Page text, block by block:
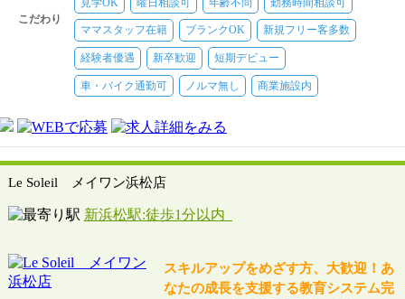
こだわり
ママスタッフ在籍 ブランクOK 新規フリー客多数
経験者優遇 新卒歓迎 短期デビュー
車・バイク通勤可 ノルマ無し 商業施設内
Le Soleil メイワン浜松店
新浜松駅:徒歩1分以内
スキルアップをめざす方、大歓迎！あ
なたの成長を支援する教育システム完